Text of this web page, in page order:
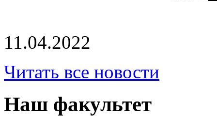
11.04.2022
Читать все новости
Наш факультет